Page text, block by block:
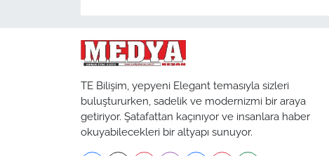
TE Bilişim, yepyeni Elegant temasıyla sizleri
buluştururken, sadelik ve modernizmi bir araya
getiriyor. Şatafattan kaçınıyor ve insanlara haber
okuyabilecekleri bir altyapı sunuyor.